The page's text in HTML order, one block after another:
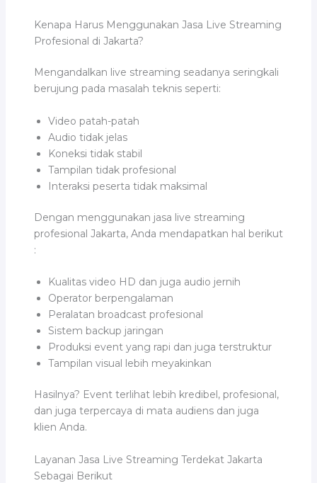
Kenapa Harus Menggunakan Jasa Live Streaming
Profesional di Jakarta?
Mengandalkan live streaming seadanya seringkali
berujung pada masalah teknis seperti:
Video patah-patah
Audio tidak jelas
Koneksi tidak stabil
Tampilan tidak profesional
Interaksi peserta tidak maksimal
Dengan menggunakan jasa live streaming
profesional Jakarta, Anda mendapatkan hal berikut
:
Kualitas video HD dan juga audio jernih
Operator berpengalaman
Peralatan broadcast profesional
Sistem backup jaringan
Produksi event yang rapi dan juga terstruktur
Tampilan visual lebih meyakinkan
Hasilnya? Event terlihat lebih kredibel, profesional,
dan juga terpercaya di mata audiens dan juga
klien Anda.
Layanan Jasa Live Streaming Terdekat Jakarta
Sebagai Berikut